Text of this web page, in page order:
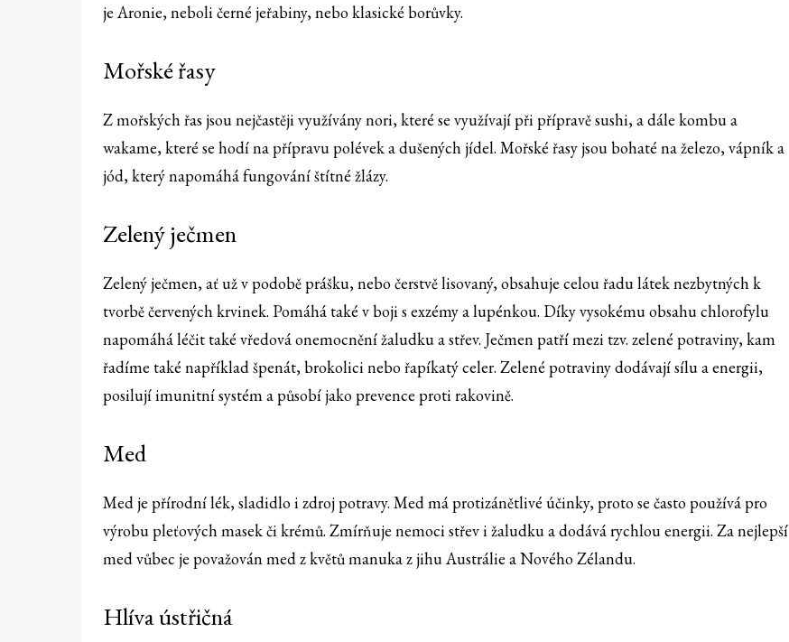
je Aronie, neboli černé jeřabiny, nebo klasické borůvky.
Mořské řasy
Z mořských řas jsou nejčastěji využívány nori, které se využívají při přípravě sushi, a dále kombu a
wakame, které se hodí na přípravu polévek a dušených jídel. Mořské řasy jsou bohaté na železo, vápník a
jód, který napomáhá fungování štítné žlázy.
Zelený ječmen
Zelený ječmen, ať už v podobě prášku, nebo čerstvě lisovaný, obsahuje celou řadu látek nezbytných k
tvorbě červených krvinek. Pomáhá také v boji s exzémy a lupénkou. Díky vysokému obsahu chlorofylu
napomáhá léčit také vředová onemocnění žaludku a střev. Ječmen patří mezi tzv. zelené potraviny, kam
řadíme také například špenát, brokolici nebo řapíkatý celer. Zelené potraviny dodávají sílu a energii,
posilují imunitní systém a působí jako prevence proti rakovině.
Med
Med je přírodní lék, sladidlo i zdroj potravy. Med má protizánětlivé účinky, proto se často používá pro
výrobu pleťových masek či krémů. Zmírňuje nemoci střev i žaludku a dodává rychlou energii. Za nejlepší
med vůbec je považován med z květů manuka z jihu Austrálie a Nového Zélandu.
Hlíva ústřičná